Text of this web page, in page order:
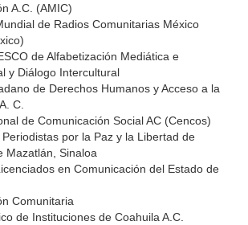
A.C. (AMIC)
de Radios Comunitarias México
de Alfabetización Mediática e
y Diálogo Intercultural
de Derechos Humanos y Acceso a la
C.
de Comunicación Social AC (Cencos)
por la Paz y la Libertad de
Mazatlán, Sinaloa
en Comunicación del Estado de
Comunitaria
de Instituciones de Coahuila A.C.